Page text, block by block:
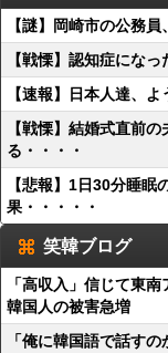
【謎】岡崎市の公務
【戦慄】認知症にな
【速報】日本人達、
【戦慄】結婚式直前
る・・・・
【悲報】1日30分睡
果・・・・・
笑韓ブログ
「高収入」信じて東
韓国人の被害急増
「俺に韓国語で話す